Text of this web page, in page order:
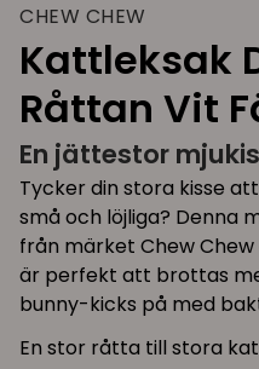
CHEW CHEW
Kattleksak
Råttan Vit
En jättestor
Tycker din stora kisse
små och löjliga? Denna
från märket Chew
är perfekt att brottas
bunny-kicks på med
En stor råtta till stora